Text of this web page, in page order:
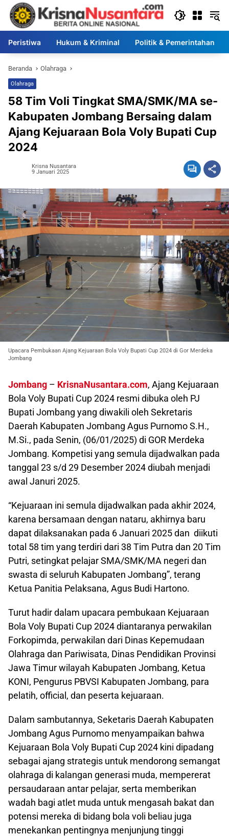
Langsung
konten
Peristiwa Hukum & Kriminal Politik & Pemerintahan
Beranda Olahraga
Olahraga
58 Tim Voli Tingkat SMA/SMK/MA se-
Kabupaten Jombang Bersaing dalam
Ajang Kejuaraan Bola Voly Bupati Cup
2024
Krisna Nusantara
9 Januari 2025
Upacara Pembukaan Ajang Kejuaraan Bola Voly Bupati Cup 2024 di Gor Merdeka
Jombang
Jombang – KrisnaNusantara.com, Ajang Kejuaraan
Bola Voly Bupati Cup 2024 resmi dibuka oleh PJ
Bupati Jombang yang diwakili oleh Sekretaris
Daerah Kabupaten Jombang Agus Purnomo S.H.,
M.Si., pada Senin, (06/01/2025) di GOR Merdeka
Jombang. Kompetisi yang semula dijadwalkan pada
tanggal 23 s/d 29 Desember 2024 diubah menjadi
awal Januri 2025.
“Kejuaraan ini semula dijadwalkan pada akhir 2024,
karena bersamaan dengan nataru, akhirnya baru
dapat dilaksanakan pada 6 Januari 2025 dan diikuti
total 58 tim yang terdiri dari 38 Tim Putra dan 20 Tim
Putri, setingkat pelajar SMA/SMK/MA negeri dan
swasta di seluruh Kabupaten Jombang”, terang
Ketua Panitia Pelaksana, Agus Budi Hartono.
Turut hadir dalam upacara pembukaan Kejuaraan
Bola Voly Bupati Cup 2024 diantaranya perwakilan
Forkopimda, perwakilan dari Dinas Kepemudaan
Olahraga dan Pariwisata, Dinas Pendidikan Provinsi
Jawa Timur wilayah Kabupaten Jombang, Ketua
KONI, Pengurus PBVSI Kabupaten Jombang, para
pelatih, official, dan peserta kejuaraan.
Dalam sambutannya, Seketaris Daerah Kabupaten
Jombang Agus Purnomo menyampaikan bahwa
Kejuaraan Bola Voly Bupati Cup 2024 kini dipadang
sebagai ajang strategis untuk mendorong semangat
olahraga di kalangan generasi muda, mempererat
persaudaraan antar pelajar, serta memberikan
wadah bagi atlet muda untuk mengasah bakat dan
potensi mereka di bidang bola voli beliau juga
menekankan pentingnya menjunjung tinggi